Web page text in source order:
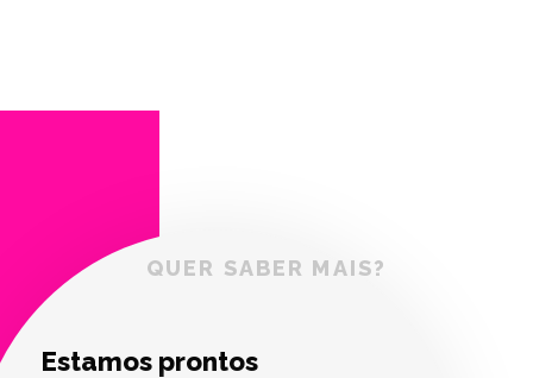
QUER SABER MAIS?
Estamos prontos